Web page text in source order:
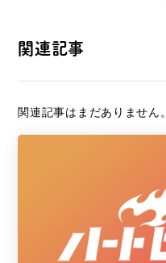
関連記事
関連記事はまだありません。